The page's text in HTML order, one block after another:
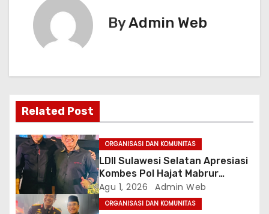
p
o
s
ByAdmin Web
Related Post
ORGANISASI DAN KOMUNITAS
LDII Sulawesi Selatan Apresiasi
Kombes Pol Hajat Mabrur
Bujangga, Sambut Dirintelkam
Baru Kombes Pol Dulfi Muis
Agu 1, 2026 Admin Web
ORGANISASI DAN KOMUNITAS